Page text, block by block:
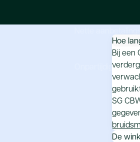
Onpartijdige
Hoe
Bij een
SG
De